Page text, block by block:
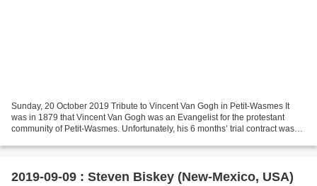
Sunday, 20 October 2019 Tribute to Vincent Van Gogh in Petit-Wasmes It
was in 1879 that Vincent Van Gogh was an Evangelist for the protestant
community of Petit-Wasmes. Unfortunately, his 6 months’ trial contract was
2019-09-09 : Steven Biskey (New-Mexico, USA)